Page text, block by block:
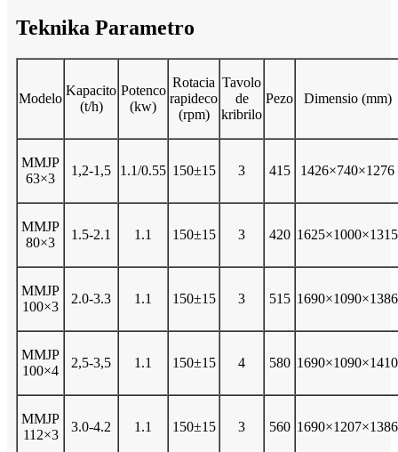
Teknika Parametro
Modelo
Kapacito
(t/h)
Potenco
(kw)
Rotacia
rapideco
(rpm)
Tavolo
de
kribrilo
Pezo Dimensio (mm)
MMJP
63×3
1,2-1,5 1.1/0.55 150±15 3 415 1426×740×1276
MMJP
80×3
1.5-2.1 1.1 150±15 3 420 1625×1000×1315
MMJP
100×3
2.0-3.3 1.1 150±15 3 515 1690×1090×1386
MMJP
100×4
2,5-3,5 1.1 150±15 4 580 1690×1090×1410
MMJP
112×3
3.0-4.2 1.1 150±15 3 560 1690×1207×1386